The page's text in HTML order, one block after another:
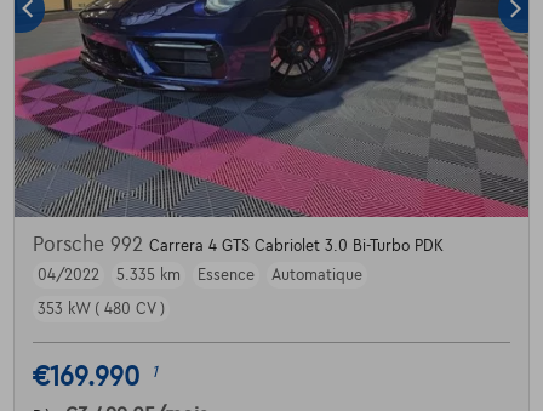
Porsche 992 Carrera 4 GTS Cabriolet 3.0 Bi-Turbo PDK
04/2022
5.335 km Essence
Automatique
353 kW ( 480 CV )
€169.990 1